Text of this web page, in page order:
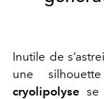
Inutile de
une
cryolipolyse se